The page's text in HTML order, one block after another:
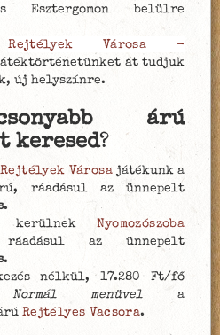
Esztergomon belülre
Rejtélyek Városa -
át tudjuk
új helyszínre.
árú
keresed?
Rejtélyek Városajátékunk a
ráadásul az ünnepelt
.
kerülnek Nyomozószoba
ráadásul az ünnepelt
.
nélkül, 17.280 Ft/fő
Normál menüvel a
Rejtélyes Vacsora.